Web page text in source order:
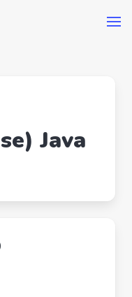
Java